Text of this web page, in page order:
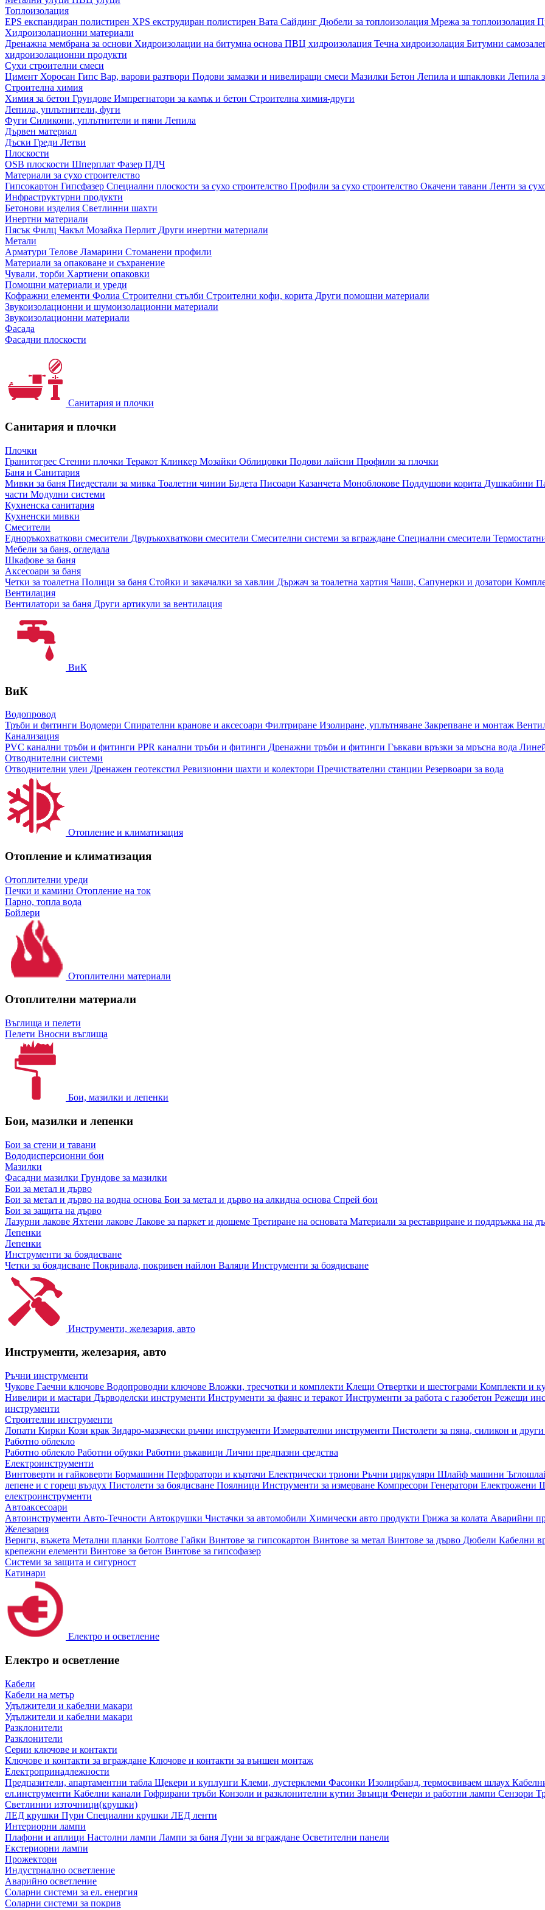
Топлоизолация
EPS експандиран полистирен XPS екструдиран полистирен Вата Сайдинг Дюбели за топлоизолация Мрежа за топлоизолация
Хидроизолационни материали
Дренажна мембрана за основи Хидроизолации на битумна основа ПВЦ хидроизолация Течна хидроизолация Битумни
хидроизолационни продукти
Сухи строителни смеси
Цимент Хоросан Гипс Вар, варови разтвори Подови замазки и нивелиращи смеси Мазилки Бетон Лепила и шпакловки Лепила
Строителна химия
Химия за бетон Грундове Импрегнатори за камък и бетон Строителна химия-други
Лепила, уплътнители, фуги
Фуги Силикони, уплътнители и пяни Лепила
Дървен материал
Дъски Греди Летви
Плоскости
OSB плоскости Шперплат Фазер ПДЧ
Материали за сухо строителство
Гипсокартон Гипсфазер Специални плоскости за сухо строителство Профили за сухо строителство Окачени тавани Ленти за
Инфраструктурни продукти
Бетонови изделия Светлинни шахти
Инертни материали
Пясък Филц Чакъл Мозайкa Перлит Други инертни материали
Метали
Арматури Телове Ламарини Стоманени профили
Материали за опаковане и съхранение
Чували, торби Хартиени опаковки
Помощни материали и уреди
Кофражни елементи Фолиа Строителни стълби Строителни кофи, корита Други помощни материали
Звукоизолационни и шумоизолационни материали
Звукоизолационни материали
Фасада
Фасадни плоскости
Санитария и плочки
Санитария и плочки
Плочки
Гранитогрес Стенни плочки Теракот Клинкер Мозайки Облицовки Подови лайсни Профили за плочки
Баня и Санитария
Мивки за баня Пиедестали за мивка Тоалетни чинии Бидета Писоари Казанчета Моноблокове Поддушови корита Душкабини
части Модулни системи
Кухненска санитария
Кухненски мивки
Смесители
Едноръкохваткови смесители Двуръкохваткови смесители Смесителни системи за вграждане Специални смесители
Мебели за баня, огледала
Шкафове за баня
Аксесоари за баня
Четки за тоалетна Полици за баня Стойки и закачалки за хавлии Държач за тоалетна хартия Чаши, Сапунерки и дозатори
Вентилация
Вентилатори за баня Други артикули за вентилация
ВиК
ВиК
Водопровод
Тръби и фитинги Водомери Спирателни кранове и аксесоари Филтриране Изолиране, уплътняване Закрепване и монтаж
Канализация
PVC канални тръби и фитинги PPR канални тръби и фитинги Дренажни тръби и фитинги Гъвкави връзки за мръсна вода
Отводнителни системи
Отводнителни улеи Дренажен геотекстил Ревизионни шахти и колектори Пречиствателни станции Резервоари за вода
Отопление и климатизация
Отопление и климатизация
Отоплителни уреди
Печки и камини Отопление на ток
Парно, топла вода
Бойлери
Отоплителни материали
Отоплителни материали
Въглища и пелети
Пелети Вносни въглища
Бои, мазилки и лепенки
Бои, мазилки и лепенки
Бои за стени и тавани
Вододисперсионни бои
Мазилки
Фасадни мазилки Грундове за мазилки
Бои за метал и дърво
Бои за метал и дърво на водна основа Бои за метал и дърво на алкидна основа Спрей бои
Бои за защита на дърво
Лазурни лакове Яхтени лакове Лакове за паркет и дюшеме Третиране на основата Материали за реставриране и поддръжка на
Лепенки
Лепенки
Инструменти за боядисване
Четки за боядисване Покривала, покривен найлон Валяци Инструменти за боядисване
Инструменти, железария, авто
Инструменти, железария, авто
Ръчни инструменти
Чукове Гаечни ключове Водопроводни ключове Вложки, тресчотки и комплекти Клещи Отвертки и шестограми Комплекти и
Нивелири и мастари Дърводелски инструменти Инструменти за фаянс и теракот Инструменти за работа с газобетон Режещи
инструменти
Строителни инструменти
Лопати Кирки Кози крак Зидаро-мазачески ръчни инструменти Измервателни инструменти Пистолети за пяна, силикон и
Работно облекло
Работно облекло Работни обувки Работни ръкавици Лични предпазни средства
Електроинструменти
Винтоверти и гайковерти Бормашини Перфоратори и къртачи Електрически триони Ръчни циркуляри Шлайф машини
лепене и с горещ въздух Пистолети за боядисване Поялници Инструменти за измерване Компресори Генератори Електрожени
електроинструменти
Автоаксесоари
Автоинструменти Авто-Течности Автокрушки Чистачки за автомобили Химически авто продукти Грижа за колата Аварийни
Железария
Вериги, въжета Метални планки Болтове Гайки Винтове за гипсокартон Винтове за метал Винтове за дърво Дюбели Кабелни
крепежни елементи Винтове за бетон Винтове за гипсофазер
Системи за защита и сигурност
Катинари
Електро и осветление
Електро и осветление
Кабели
Кабели на метър
Удължители и кабелни макари
Удължители и кабелни макари
Разклонители
Разклонители
Серии ключове и контакти
Ключове и контакти за вграждане Ключове и контакти за външен монтаж
Електропринадлежности
Предпазители, апартаментни табла Щекери и куплунги Клеми, лустерклеми Фасонки Изолирбанд, термосвиваем шлаух
ел.инструменти Кабелни канали Гофрирани тръби Конзоли и разклонителни кутии Звънци Фенери и работни лампи Сензори
Светлинни източници(крушки)
ЛЕД крушки Пури Специални крушки ЛЕД ленти
Интериорни лампи
Плафони и аплици Настолни лампи Лампи за баня Луни за вграждане Осветителни панели
Екстериорни лампи
Прожектори
Индустриално осветление
Аварийно осветление
Соларни системи за ел. енергия
Соларни системи за покрив